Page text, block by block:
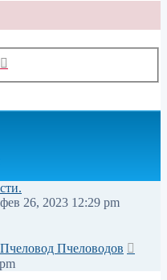
26, 2023 12:29 pm
Пчеловод Пчеловодов